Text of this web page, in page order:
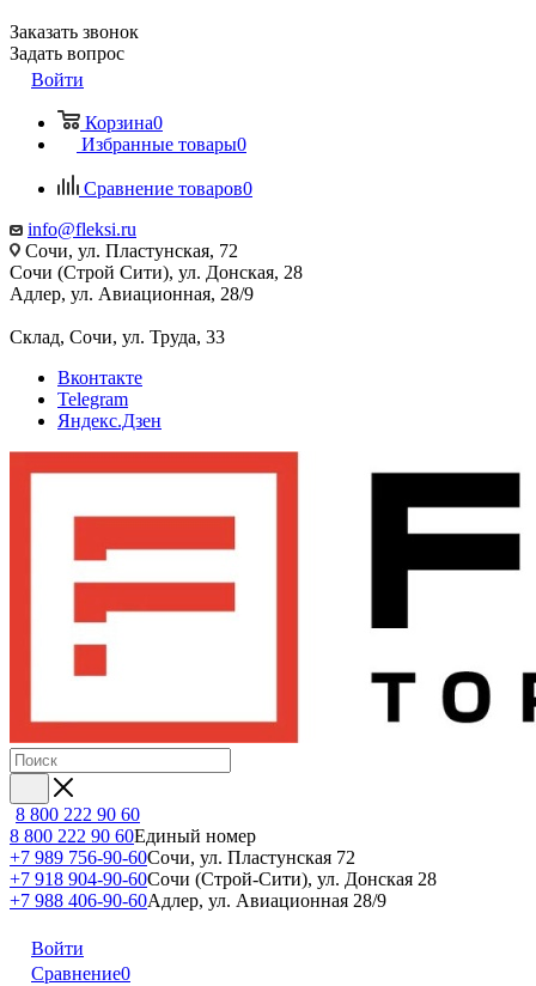
Заказать звонок
Задать вопрос
Войти
Корзина0
Избранные товары0
Сравнение товаров0
info@fleksi.ru
Сочи, ул. Пластунская, 72
Сочи (Строй Сити), ул. Донская, 28
Адлер, ул. Авиационная, 28/9
Склад, Сочи, ул. Труда, 33
Вконтакте
Telegram
Яндекс.Дзен
8 800 222 90 60
8 800 222 90 60Единый номер
+7 989 756-90-60Сочи, ул. Пластунская 72
+7 918 904-90-60Сочи (Строй-Сити), ул. Донская 28
+7 988 406-90-60Адлер, ул. Авиационная 28/9
Войти
Сравнение0